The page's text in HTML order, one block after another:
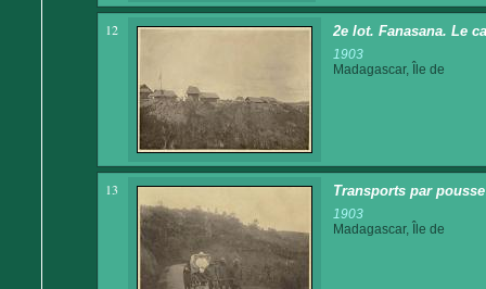
12 2e lot. Fanasana. Le
1903
Madagascar, Île de
13 Transports par
1903
Madagascar, Île de